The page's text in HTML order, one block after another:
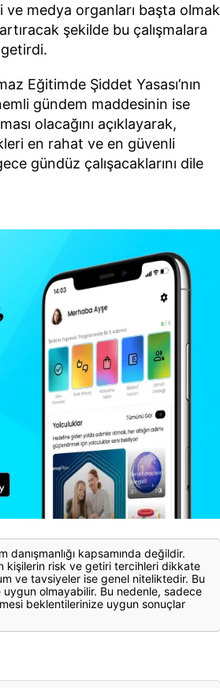
ve medya organları başta olmak
artıracak şekilde bu çalışmalara
Eğitimde Şiddet Yasası’nın
gündem maddesinin ise
olacağını açıklayarak,
en rahat ve en güvenli
gündüz çalışacaklarını dile
danışmanlığı kapsamında değildir.
kişilerin risk ve getiri tercihleri dikkate
ve tavsiyeler ise genel niteliktedir. Bu
olmayabilir. Bu nedenle, sadece
beklentilerinize uygun sonuçlar